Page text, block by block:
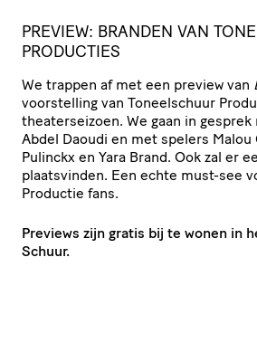
PREVIEW: BRANDEN VAN
PRODUCTIES
We trappen af met een preview van
voorstelling van Toneelschuur
theaterseizoen. We gaan in
Abdel Daoudi en met spelers Malou
Pulinckx en Yara Brand. Ook zal er
plaatsvinden. Een echte must-see
Productie fans.
Previews zijn gratis bij te wonen in
Schuur.